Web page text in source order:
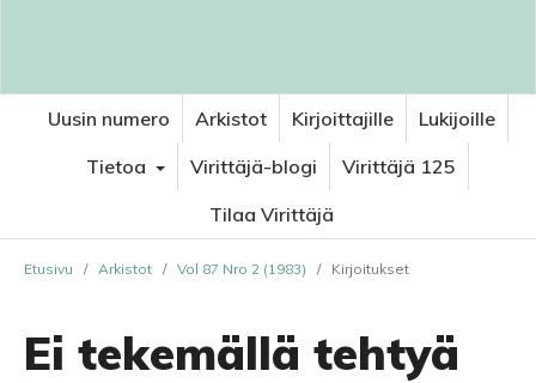
Uusin numero Arkistot Kirjoittajille
Lukijoille
Tietoa
Virittäjä-blogi
Virittäjä 125
Tilaa Virittäjä
Etusivu / Arkistot / Vol 87 Nro 2 (1983) / Kirjoitukset
Ei tekemällä tehtyä